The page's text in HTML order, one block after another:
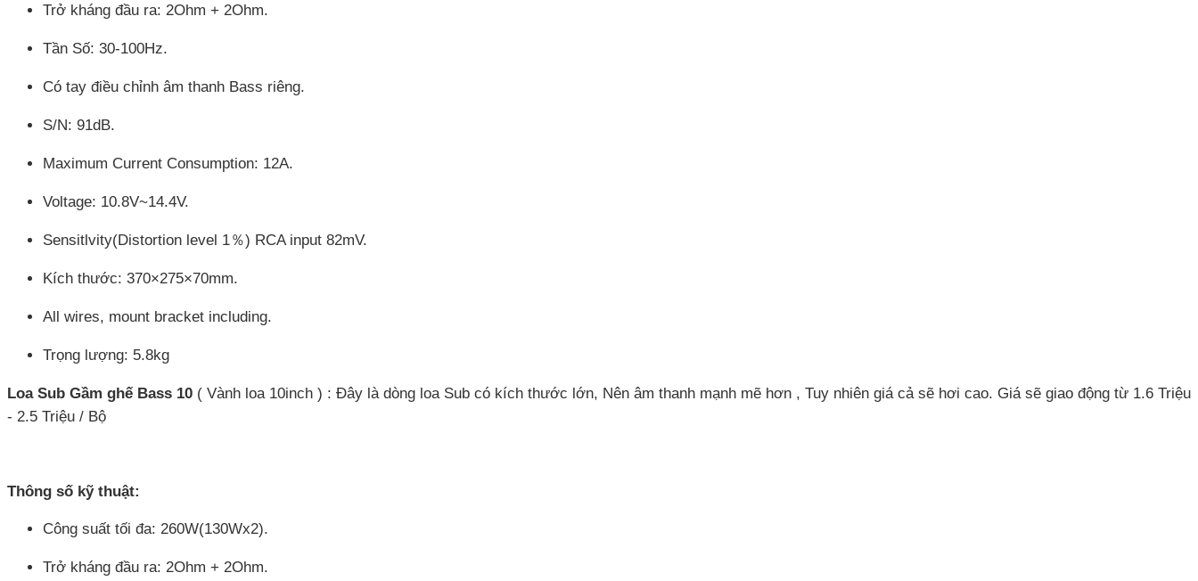
Trở kháng đầu ra: 2Ohm + 2Ohm.
Tần Số: 30-100Hz.
Có tay điều chỉnh âm thanh Bass riêng.
S/N: 91dB.
Maximum Current Consumption: 12A.
Voltage: 10.8V~14.4V.
Sensitlvity(Distortion level 1％) RCA input 82mV.
Kích thước: 370×275×70mm.
All wires, mount bracket including.
Trọng lượng: 5.8kg
Loa Sub Gầm ghế Bass 10 ( Vành loa 10inch ) : Đây là dòng loa Sub có kích thước lớn, Nên âm thanh mạnh mẽ hơn , Tuy nhiên giá cả sẽ hơi cao. Giá sẽ giao động từ 1.6 Triệu
- 2.5 Triệu / Bộ
Thông số kỹ thuật:
Công suất tối đa: 260W(130Wx2).
Trở kháng đầu ra: 2Ohm + 2Ohm.